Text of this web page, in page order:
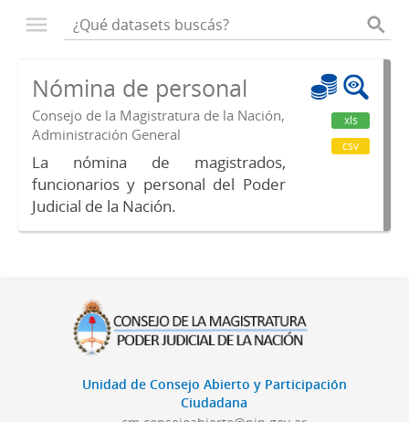
Nómina de personal
Consejo de la Magistratura de la Nación,
Administración General
La nómina de magistrados,
funcionarios y personal del Poder
Judicial de la Nación.
xls
csv
Unidad de Consejo Abierto y Participación
Ciudadana